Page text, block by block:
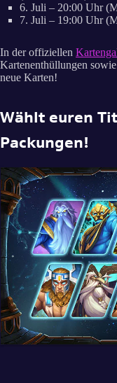
6. Juli – 20:00 Uhr
7. Juli – 19:00 Uhr
In der offiziellen
Kartenenthüllungen
neue Karten!
Wählt euren
Packungen!